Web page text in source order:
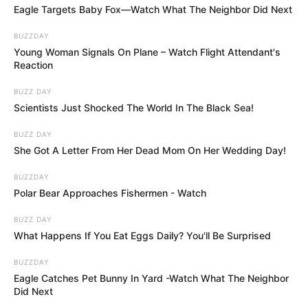
ott, nem tudja elvenni a show-t, nem tud váratlanul
megjelenni, nem tudja a helyszínen átírni a
helyzet, mint egy valódi, közvetlen politikai ütközés
A párt most az alkotmányosság, a demokrácia és a
jogállam védelmére hivatkozik. A gond csak az,
hogy ezt éppen az a politikai oldal mondja, amely
tizenhat év kormányzás alatt saját emberekkel
töltötte fel az állami intézmények kulcspozícióit,
médiavilágát, és minden komoly jogállami kritikát
politikai támadásként söpört le.
Eagle Targets Baby Fox—Watch What The Neighbor Did Next
BUZZDAY
Young Woman Signals On Plane – Watch Flight Attendant's
Reaction
BUZZ DAY
Scientists Just Shocked The World In The Black Sea!
BUZZ DAY
She Got A Letter From Her Dead Mom On Her Wedding Day!
BUZZDAY
Polar Bear Approaches Fishermen - Watch
BUZZ DAY
What Happens If You Eat Eggs Daily? You'll Be Surprised
BUZZDAY
Eagle Catches Pet Bunny In Yard -Watch What The Neighbor
Did Next